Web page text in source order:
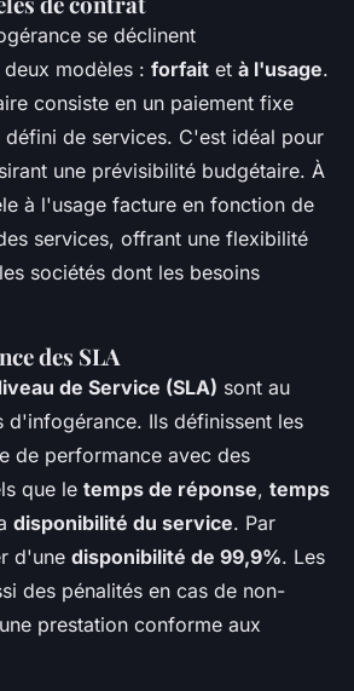
se déclinent
modèles : forfait et à l'usage.
consiste en un paiement fixe
défini de services. C'est idéal pour
une prévisibilité budgétaire. À
à l'usage facture en fonction de
services, offrant une flexibilité
sociétés dont les besoins
des SLA
de Service (SLA) sont au
Ils définissent les
de performance avec des
que le temps de réponse, temps
disponibilité du service. Par
d'une disponibilité de 99,9%. Les
des pénalités en cas de non-
prestation conforme aux